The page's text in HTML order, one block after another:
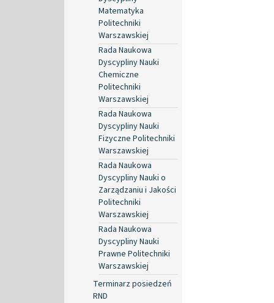
Matematyka
Politechniki
Warszawskiej
Rada Naukowa
Dyscypliny Nauki
Chemiczne
Politechniki
Warszawskiej
Rada Naukowa
Dyscypliny Nauki
Fizyczne Politechniki
Warszawskiej
Rada Naukowa
Dyscypliny Nauki o
Zarządzaniu i Jakości
Politechniki
Warszawskiej
Rada Naukowa
Dyscypliny Nauki
Prawne Politechniki
Warszawskiej
Terminarz posiedzeń
RND